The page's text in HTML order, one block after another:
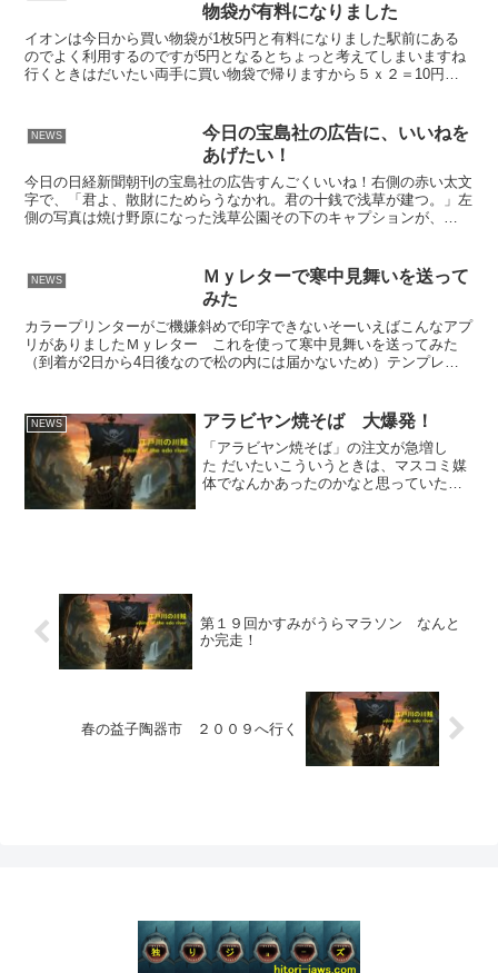
物袋が有料になりました
イオンは今日から買い物袋が1枚5円と有料になりました駅前にある
のでよく利用するのですが5円となるとちょっと考えてしまいますね
行くときはだいたい両手に買い物袋で帰りますから５ｘ２＝10円で
NEWS
今日の宝島社の広告に、いいねを
あげたい！
今日の日経新聞朝刊の宝島社の広告すんごくいいね！右側の赤い太文
字で、「君よ、散財にためらうなかれ。君の十銭で浅草が建つ。」左
側の写真は焼け野原になった浅草公園その下のキャプションが、
NEWS
Ｍｙレターで寒中見舞いを送って
みた
カラープリンターがご機嫌斜めで印字できないそーいえばこんなアプ
リがありましたＭｙレター これを使って寒中見舞いを送ってみた
（到着が2日から4日後なので松の内には届かないため）テンプレー
NEWS アラビヤン焼そば 大爆発！
「アラビヤン焼そば」の注文が急増し
た だいたいこういうときは、マスコミ媒
体でなんかあったのかなと思っていたら
第１９回かすみがうらマラソン なんと
か完走！
春の益子陶器市 ２００９へ行く